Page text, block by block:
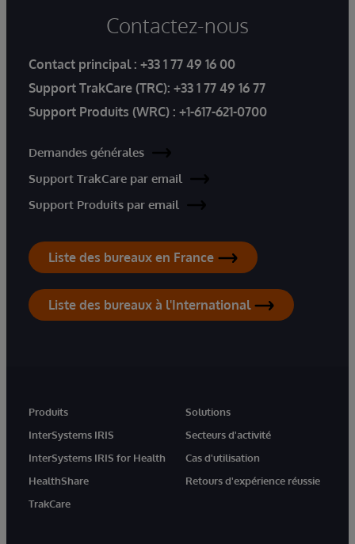
Contactez-nous
Contact principal : +33 1 77 49 16 00
Support TrakCare (TRC): +33 1 77 49 16 77
Support Produits (WRC) : +1-617-621-0700
Demandes générales
Support TrakCare par email
Support Produits par email
Liste des bureaux en France
Liste des bureaux à l'International
Produits
InterSystems IRIS
InterSystems IRIS for Health
HealthShare
TrakCare
Solutions
Secteurs d'activité
Cas d'utilisation
Retours d'expérience réussie